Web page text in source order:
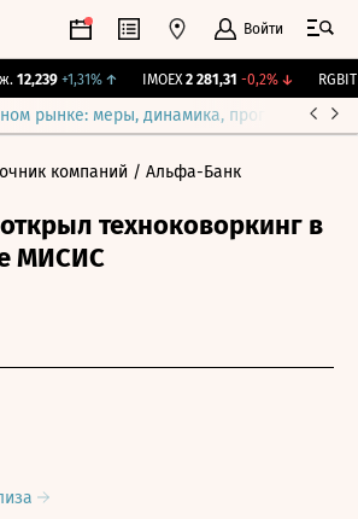
Войти
12,239 +1,31% ↑ IMOEX 2 281,31 -0,2%↓ RGBITR
рынке: меры, динамика, прогнозы
компаний / Альфа-Банк
техноковоркинг в
МИСИС